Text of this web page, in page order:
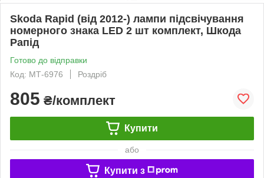
Skoda Rapid (від 2012-) лампи підсвічування
номерного знака LED 2 шт комплект, Шкода
Рапід
Готово до відправки
Код: МТ-6976
Роздріб
805 ₴/комплект
Купити
або
Купити з